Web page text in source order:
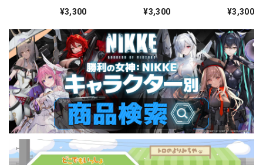
ス・グレモリー&姫
¥3,300
ス・グレモリー&姫
¥3,300 ¥3,300